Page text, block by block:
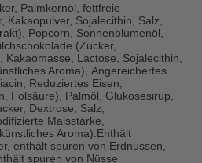
Palmkernöl, fettfreie
Kakaopulver, Sojalecithin, Salz,
Popcorn, Sonnenblumenöl,
(Zucker,
Lactose, Sojalecithin,
Aroma), Angereichertes
Reduziertes Eisen,
Folsäure), Palmöl, Glukosesirup,
Dextrose, Salz,
Maisstärke,
Aroma).Enthält
enthält spuren von Erdnüssen,
spuren von Nüsse